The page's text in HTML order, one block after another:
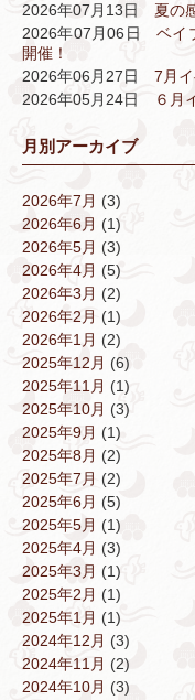
2026年07月13日 夏の
2026年07月06日ベイ
開催！
2026年06月27日 7月
2026年05月24日
６月
月別アーカイブ
2026年7月 (3)
2026年6月 (1)
2026年5月 (3)
2026年4月 (5)
2026年3月 (2)
2026年2月 (1)
2026年1月 (2)
2025年12月 (6)
2025年11月 (1)
2025年10月 (3)
2025年9月 (1)
2025年8月 (2)
2025年7月 (2)
2025年6月 (5)
2025年5月 (1)
2025年4月 (3)
2025年3月 (1)
2025年2月 (1)
2025年1月 (1)
2024年12月 (3)
2024年11月 (2)
2024年10月 (3)